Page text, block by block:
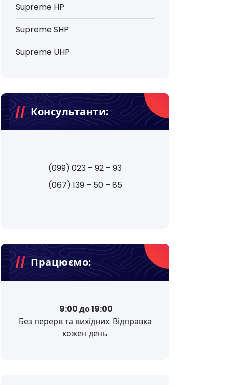
Supreme HP
Supreme SHP
Supreme UHP
Консультанти:
(099) 023 – 92 – 93
(067) 139 – 50 – 85
Працюємо:
9:00 до 19:00
Без перерв та вихідних. Відправка
кожен день